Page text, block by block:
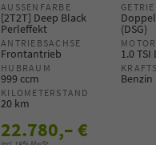
AUSSENFARBE
[2T2T] Deep Black
Perleffekt (DSG)
ANTRIEBSACHSE
Frontantrieb
MOTOR
1.0 TSI
HUBRAUM
999 ccm Benzin
KILOMETERSTAND
20 km
22.780,– €